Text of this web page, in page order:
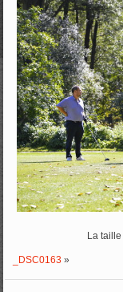
La
_DSC0163 »